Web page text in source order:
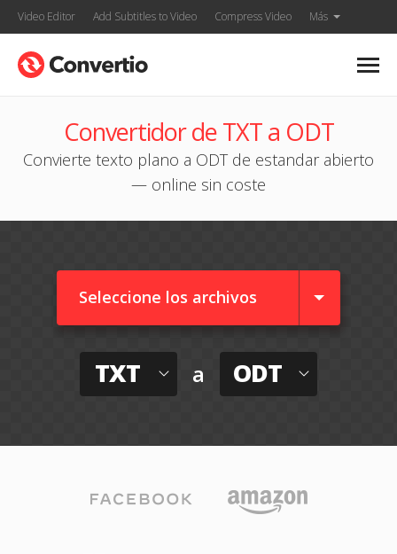
Video Editor Add Subtitles to Video Compress Video Más
Convertidor de TXT a ODT
Convierte texto plano a ODT de estandar abierto
— online sin coste
Seleccione los archivos
TXT a ODT